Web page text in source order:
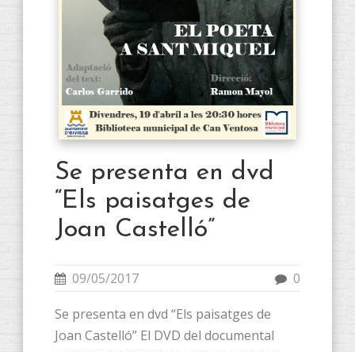
Se presenta en dvd
“Els paisatges de
Joan Castelló”
09/05/2017 0
Se presenta en dvd “Els paisatges de
Joan Castelló” El DVD del documental